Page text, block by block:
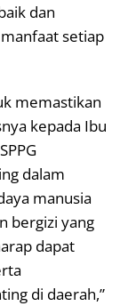
dan
setiap
memastikan
kepada Ibu
dalam
manusia
bergizi yang
dapat
di daerah,”